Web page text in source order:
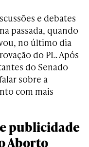
e debates
passada, quando
no último dia
do PL. Após
do Senado
sobre a
com mais
publicidade
Aborto